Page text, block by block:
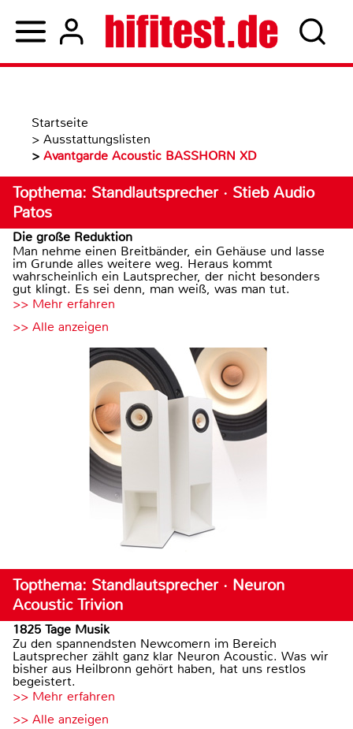
Startseite
> Ausstattungslisten
> Avantgarde Acoustic BASSHORN XD
Topthema: Standlautsprecher · Stieb Audio
Patos
Die große Reduktion
Man nehme einen Breitbänder, ein Gehäuse und lasse
im Grunde alles weitere weg. Heraus kommt
wahrscheinlich ein Lautsprecher, der nicht besonders
gut klingt. Es sei denn, man weiß, was man tut.
>> Mehr erfahren
>> Alle anzeigen
Topthema: Standlautsprecher · Neuron
Acoustic Trivion
1825 Tage Musik
Zu den spannendsten Newcomern im Bereich
Lautsprecher zählt ganz klar Neuron Acoustic. Was wir
bisher aus Heilbronn gehört haben, hat uns restlos
begeistert.
>> Mehr erfahren
>> Alle anzeigen